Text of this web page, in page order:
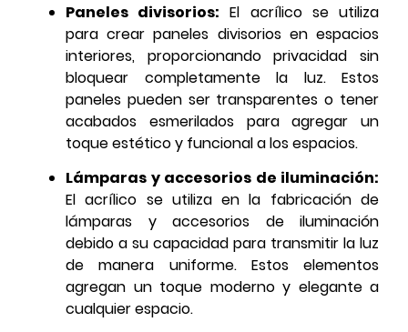
Paneles divisorios: El acrílico se utiliza
para crear paneles divisorios en espacios
interiores, proporcionando privacidad sin
bloquear completamente la luz. Estos
paneles pueden ser transparentes o tener
acabados esmerilados para agregar un
toque estético y funcional a los espacios.
Lámparas y accesorios de iluminación:
El acrílico se utiliza en la fabricación de
lámparas y accesorios de iluminación
debido a su capacidad para transmitir la luz
de manera uniforme. Estos elementos
agregan un toque moderno y elegante a
cualquier espacio.